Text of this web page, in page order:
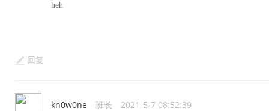
heh
回复
kn0w0ne 班长 2021-5-7 08:52:39